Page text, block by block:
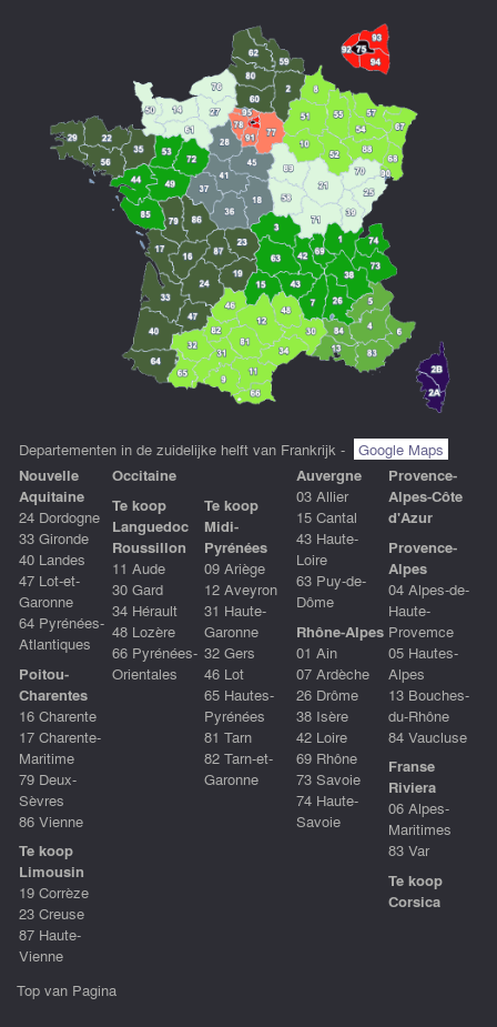
Departementen in de zuidelijke helft van Frankrijk -
Google Maps
Nouvelle
Aquitaine
24 Dordogne
33 Gironde
40 Landes
47 Lot-et-
Garonne
64 Pyrénées-
Atlantiques
Poitou-
Charentes
16 Charente
17 Charente-
Maritime
79 Deux-
Sèvres
86 Vienne
Te koop
Limousin
19 Corrèze
23 Creuse
87 Haute-
Vienne
Occitaine
Te koop
Languedoc
Roussillon
11 Aude
30 Gard
34 Hérault
48 Lozère
66 Pyrénées-
Orientales
Te koop
Midi-
Pyrénées
09 Ariège
12 Aveyron
31 Haute-
Garonne
32 Gers
46 Lot
65 Hautes-
Pyrénées
81 Tarn
82 Tarn-et-
Garonne
Auvergne
03 Allier
15 Cantal
43 Haute-
Loire
63 Puy-de-
Dôme
Rhône-Alpes
01 Ain
07 Ardèche
26 Drôme
38 Isère
42 Loire
69 Rhône
73 Savoie
74 Haute-
Savoie
Provence-
Alpes-Côte
d'Azur
Provence-
Alpes
04 Alpes-de-
Haute-
Provemce
05 Hautes-
Alpes
13 Bouches-
du-Rhône
84 Vaucluse
Franse
Riviera
06 Alpes-
Maritimes
83 Var
Te koop
Corsica
Top van Pagina